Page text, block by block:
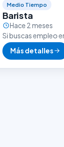
Medio Tiempo
Barista
Hace 2 meses
Si buscas empleo
excelente
empleo…
Más detalles